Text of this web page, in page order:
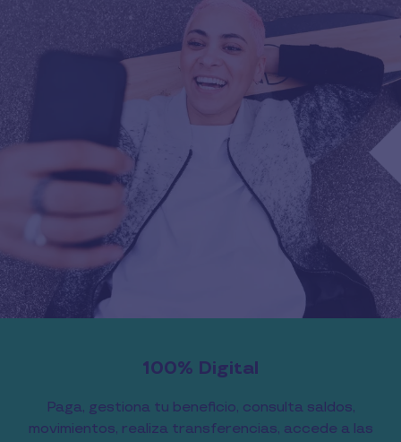
100% Digital
Paga, gestiona tu beneficio, consulta saldos,
movimientos, realiza transferencias, accede a las